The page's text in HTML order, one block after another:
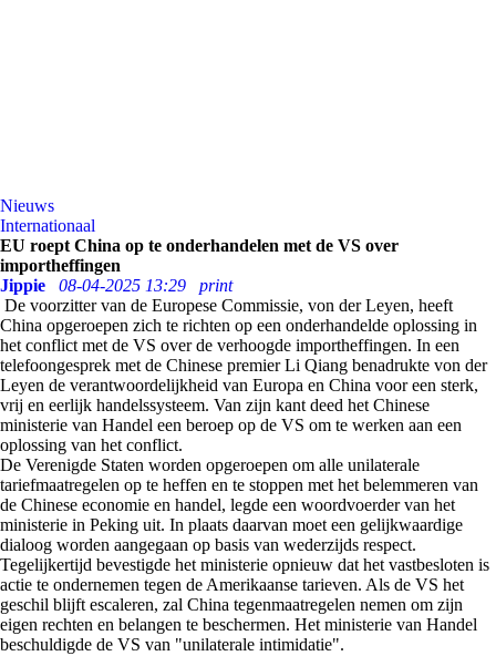
Nieuws
Internationaal
EU roept China op te onderhandelen met de VS over
importheffingen
Jippie
08-04-2025 13:29
print
De voorzitter van de Europese Commissie, von der Leyen, heeft
China opgeroepen zich te richten op een onderhandelde oplossing in
het conflict met de VS over de verhoogde importheffingen. In een
telefoongesprek met de Chinese premier Li Qiang benadrukte von der
Leyen de verantwoordelijkheid van Europa en China voor een sterk,
vrij en eerlijk handelssysteem. Van zijn kant deed het Chinese
ministerie van Handel een beroep op de VS om te werken aan een
oplossing van het conflict.
De Verenigde Staten worden opgeroepen om alle unilaterale
tariefmaatregelen op te heffen en te stoppen met het belemmeren van
de Chinese economie en handel, legde een woordvoerder van het
ministerie in Peking uit. In plaats daarvan moet een gelijkwaardige
dialoog worden aangegaan op basis van wederzijds respect.
Tegelijkertijd bevestigde het ministerie opnieuw dat het vastbesloten is
actie te ondernemen tegen de Amerikaanse tarieven. Als de VS het
geschil blijft escaleren, zal China tegenmaatregelen nemen om zijn
eigen rechten en belangen te beschermen. Het ministerie van Handel
beschuldigde de VS van "unilaterale intimidatie".